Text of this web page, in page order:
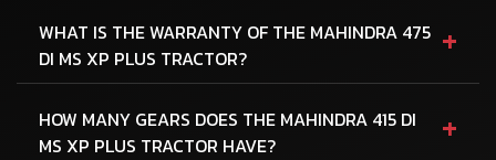
WHAT IS THE WARRANTY OF THE MAHINDRA 475
DI MS XP PLUS TRACTOR?
+
HOW MANY GEARS DOES THE MAHINDRA 415 DI
MS XP PLUS TRACTOR HAVE?
+